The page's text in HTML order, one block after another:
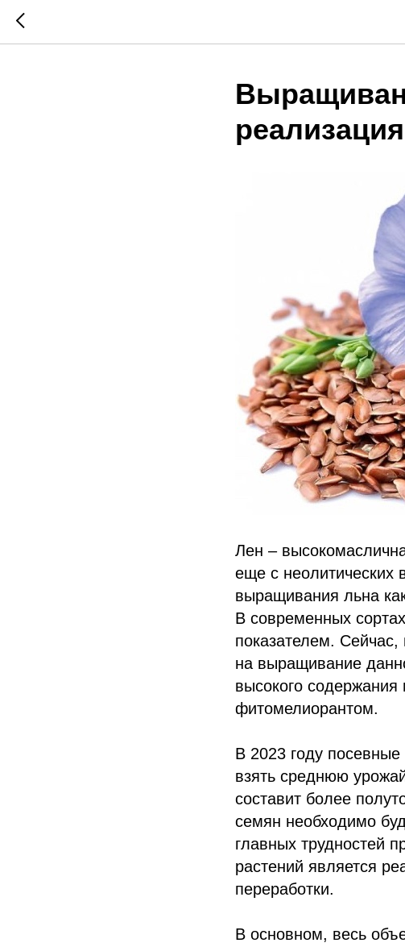
Лен –
еще с неолитических
выращивания льна
В современных
показателем.
на выращивание
высокого
фитомелиорантом.
В 2023 году
взять среднюю
составит более
семян необходимо
главных трудностей
растений является
переработки.
В основном, весь